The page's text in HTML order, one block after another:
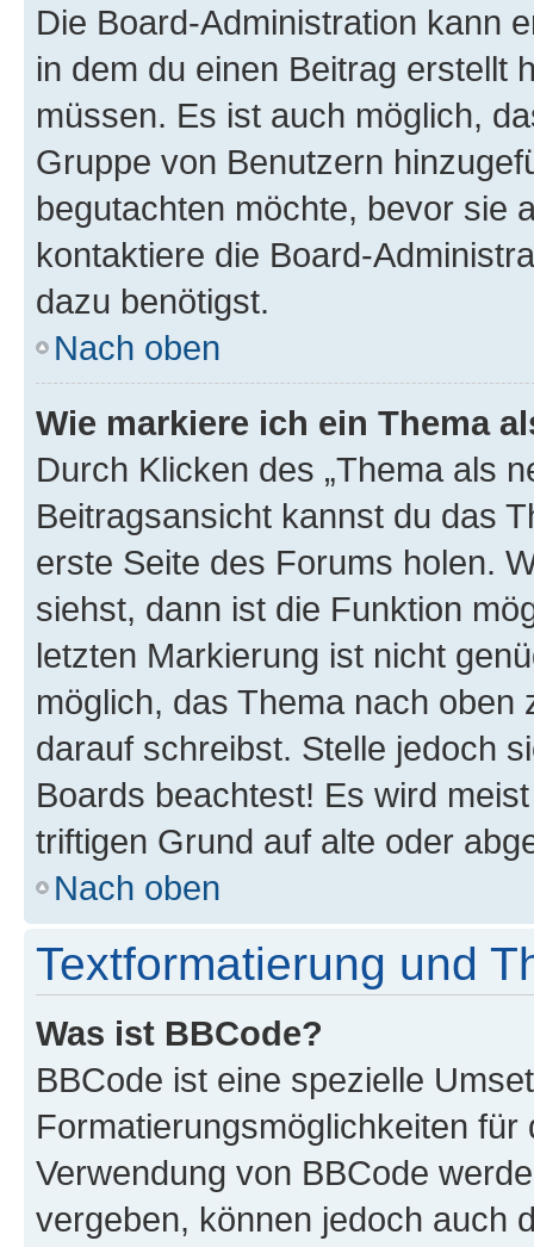
Die Board-Administration kann
in dem du einen Beitrag erstellt
müssen. Es ist auch möglich,
Gruppe von Benutzern
begutachten möchte, bevor sie
kontaktiere die Board-
dazu benötigst.
Nach oben
Wie markiere ich ein Thema
Durch Klicken des „Thema als
Beitragsansicht kannst du das
erste Seite des Forums holen.
siehst, dann ist die Funktion
letzten Markierung ist nicht
möglich, das Thema nach oben
darauf schreibst. Stelle jedoch
Boards beachtest! Es wird
triftigen Grund auf alte oder
Nach oben
Textformatierung und
Was ist BBCode?
BBCode ist eine spezielle
Formatierungsmöglichkeiten
Verwendung von BBCode
vergeben, können jedoch auch